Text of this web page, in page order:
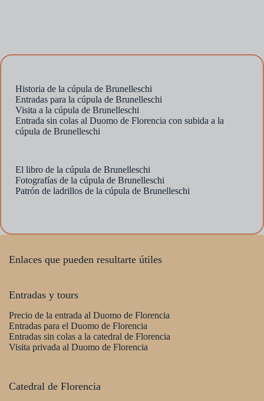
Historia de la cúpula de Brunelleschi
Entradas para la cúpula de Brunelleschi
Visita a la cúpula de Brunelleschi
Entrada sin colas al Duomo de Florencia con subida a la
cúpula de Brunelleschi
El libro de la cúpula de Brunelleschi
Fotografías de la cúpula de Brunelleschi
Patrón de ladrillos de la cúpula de Brunelleschi
Enlaces que pueden resultarte útiles
Entradas y tours
Precio de la entrada al Duomo de Florencia
Entradas para el Duomo de Florencia
Entradas sin colas a la catedral de Florencia
Visita privada al Duomo de Florencia
Catedral de Florencia